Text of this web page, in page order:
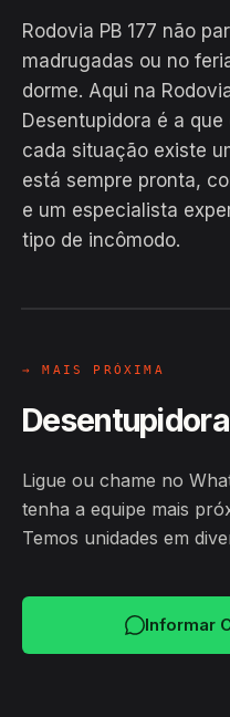
Rodovia PB 177 não
madrugadas ou no
dorme. Aqui na
Desentupidora é a
cada situação existe
está sempre pronta,
e um especialista
tipo de incômodo.
Hiroshiro · Rodovia
→ MAIS PRÓXIMA
Ligue ou chame no
tenha a equipe mais
Temos unidades em
Informar